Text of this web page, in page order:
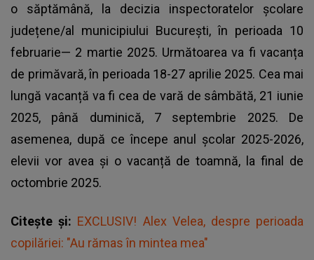
o săptămână, la decizia inspectoratelor școlare
județene/al municipiului București, în perioada 10
februarie— 2 martie 2025. Următoarea va fi vacanța
de primăvară, în perioada 18-27 aprilie 2025. Cea mai
lungă vacanță va fi cea de vară de sâmbătă, 21 iunie
2025, până duminică, 7 septembrie 2025. De
asemenea, după ce începe anul școlar 2025-2026,
elevii vor avea și o vacanță de toamnă, la final de
octombrie 2025.
Citește și: EXCLUSIV! Alex Velea, despre perioada
copilăriei: "Au rămas în mintea mea"